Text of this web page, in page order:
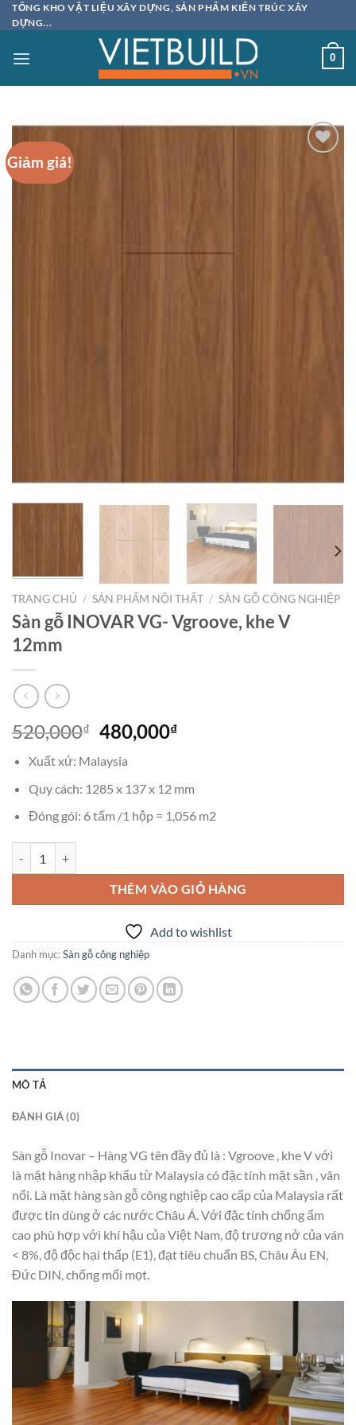
Bỏ
qua
dung
TỔNG KHO VẬT LIỆU XÂY DỰNG, SẢN PHẨM KIẾN TRÚC XÂY
DỰNG...
0
Giảm giá!
TRANG CHỦ / SẢN PHẨM NỘI THẤT / SÀN GỖ CÔNG NGHIỆP
Sàn gỗ INOVAR VG- Vgroove, khe V
12mm
520,000₫ Giá
là:
520,000₫.
480,000₫Giá
là:
480,000₫.
Xuất xứ: Malaysia
Quy cách: 1285 x 137 x 12 mm
Đóng gói: 6 tấm /1 hộp = 1,056 m2
THÊM VÀO GIỎ HÀNG
Add to wishlist
Danh mục:Sàn gỗ công nghiệp
MÔ TẢ
ĐÁNH GIÁ (0)
Sàn gỗ Inovar – Hàng VG tên đầy đủ là : Vgroove , khe V với
là mặt hàng nhập khẩu từ Malaysia có đặc tính mặt sần , vân
nổi. Là mặt hàng sàn gỗ công nghiệp cao cấp của Malaysia rất
được tin dùng ở các nước Châu Á. Với đặc tính chống ẩm
cao phù hợp với khí hậu của Việt Nam, độ trương nở của ván
< 8%, độ độc hại thấp (E1), đạt tiêu chuẩn BS, Châu Âu EN,
Đức DIN, chống mối mọt.